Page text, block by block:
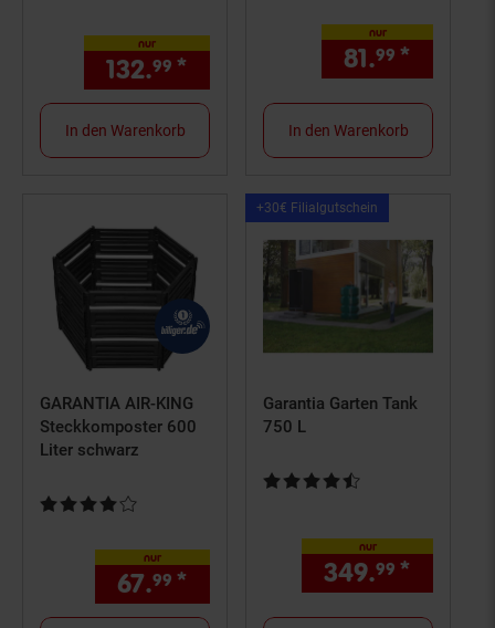
nur
132.99 * € Sternchen
In den Warenkorb
nur
81.99 *
In den Warenkorb
GARANTIA AIR-KING
Steckkomposter 600
Liter schwarz
Kundenbewertung: 4 von 5 Sternen
nur
67.99 * € Sternchen
Garantia Garten Tank
750 L
Kundenbewertung: 4,7 von 5
nur
349.99 *
+30€ Filialgutschein
Artikel+30€
Filialgutschein